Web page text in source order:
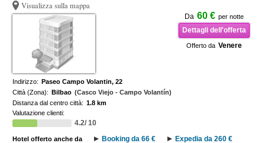
Visualizza sulla mappa
Da 60 € per notte
Dettagli dell'offerta
Offerto da Venere
Indirizzo: Paseo Campo Volantin, 22
Città (Zona): Bilbao (Casco Viejo - Campo Volantín)
Distanza dal centro città: 1.8 km
Valutazione clienti:
4.2/ 10
Hotel offerto anche da Booking da 66 €
Expedia da 260 €